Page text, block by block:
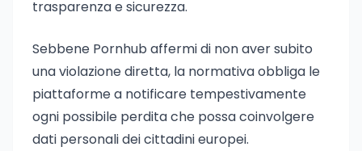
trasparenza e sicurezza.
Sebbene Pornhub affermi di non aver subito
una violazione diretta, la normativa obbliga le
piattaforme a notificare tempestivamente
ogni possibile perdita che possa coinvolgere
dati personali dei cittadini europei.